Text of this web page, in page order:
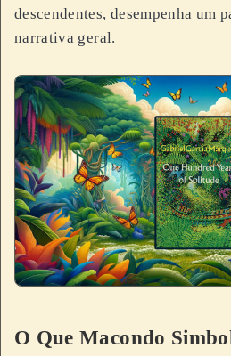
descendentes, desempenha um
narrativa geral.
O Que Macondo